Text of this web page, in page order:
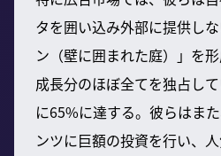
タを囲い込み外部に提供し
ン（壁に囲まれた庭）」を
成長分のほぼ全てを独占し
に65%に達する。彼らはま
ンツに巨額の投資を行い、